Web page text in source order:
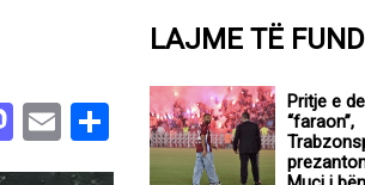
Mastodon
EmailShare
LAJME TË
Pritje e
“faraon”,